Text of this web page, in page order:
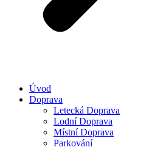
Úvod
Doprava
Letecká Doprava
Lodní Doprava
Místní Doprava
Parkování